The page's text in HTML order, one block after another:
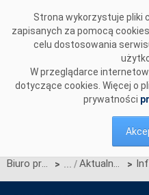
Strona wykorzystuje pliki
zapisanych za pomocą
celu dostosowania
W przeglądarce
dotyczące cookies. Więcej o
prywatności
Biuro prasowe > Aktualności >